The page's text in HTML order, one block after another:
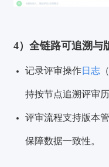
4）全链路可追溯与
记录评审操作日志
持按节点追溯评审历
评审流程支持版本
保障数据一致性。